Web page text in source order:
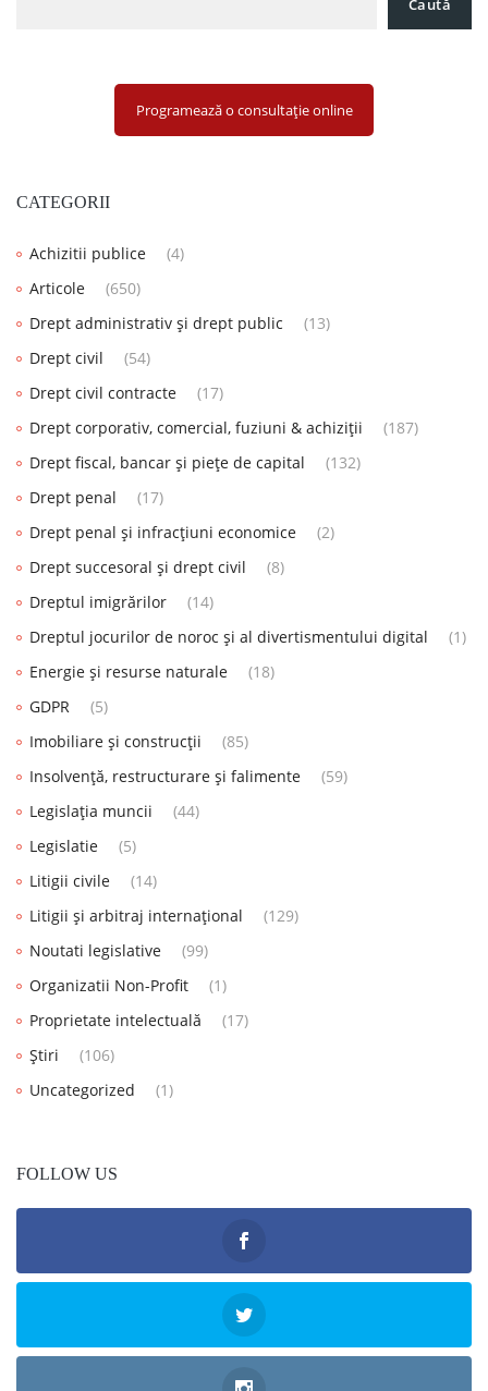
Caută
Programează o consultație online
CATEGORII
Achizitii publice
(4)
Articole
(650)
Drept administrativ și drept public
(13)
Drept civil
(54)
Drept civil contracte
(17)
Drept corporativ, comercial, fuziuni & achiziții
(187)
Drept fiscal, bancar și piețe de capital
(132)
Drept penal
(17)
Drept penal și infracțiuni economice
(2)
Drept succesoral și drept civil
(8)
Dreptul imigrărilor
(14)
Dreptul jocurilor de noroc și al divertismentului digital
(1)
Energie și resurse naturale
(18)
GDPR
(5)
Imobiliare și construcții
(85)
Insolvență, restructurare și falimente
(59)
Legislația muncii
(44)
Legislatie
(5)
Litigii civile
(14)
Litigii și arbitraj internațional
(129)
Noutati legislative
(99)
Organizatii Non-Profit
(1)
Proprietate intelectuală
(17)
Știri
(106)
Uncategorized
(1)
FOLLOW US